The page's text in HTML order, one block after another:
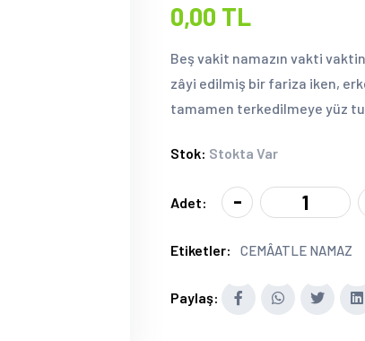
0,00 TL
Beş vakit namazın vakti
zâyi edilmiş bir fariza iken,
tamamen terkedilmeye yüz
Stok: Stokta Var
Adet: -
Etiketler: CEMÂATLE NAMAZ
Paylaş: